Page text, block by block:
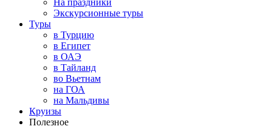
На праздники
Экскурсионные туры
Туры
в Турцию
в Египет
в ОАЭ
в Тайланд
во Вьетнам
на ГОА
на Мальдивы
Круизы
Полезное